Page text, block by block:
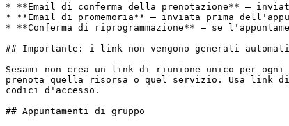
* **Email di conferma della prenotazione** —
* **Email di promemoria** — inviata prima
* **Conferma di riprogrammazione** — se
## Importante: i link non vengono generati
Sesami non crea un link di riunione unico per
prenota quella risorsa o quel servizio. Usa link
codici d'accesso.
## Appuntamenti di gruppo